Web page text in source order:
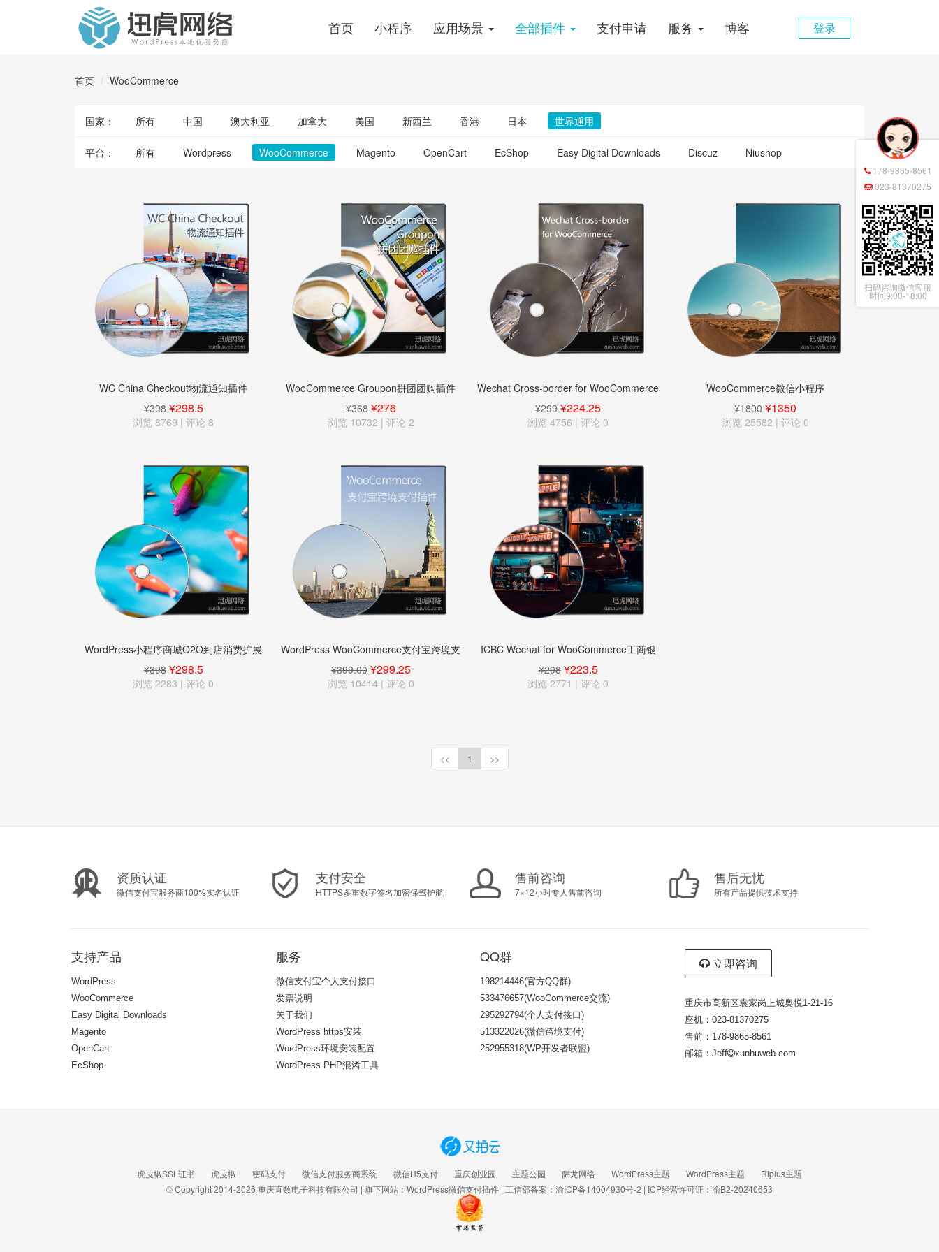
登录
首页 小程序 应用场景 全部插件 支付申请 服务 博客
首页 WooCommerce
国家： 所有 中国 澳大利亚 加拿大 美国 新西兰 香港 日本 世界通用
平台： 所有 Wordpress WooCommerce Magento OpenCart EcShop Easy Digital Downloads Discuz Niushop
WC China Checkout物流通知插件
¥398 ¥298.5
浏览 8769 | 评论8
WooCommerce Groupon拼团团购插件
¥368 ¥276
浏览 10732 | 评论 2
Wechat Cross-border for WooCommerce
微信官方直连插件
¥299 ¥224.25
浏览 4756 | 评论0
WooCommerce微信小程序
¥1800 ¥1350
浏览 25582 | 评论 0
WordPress小程序商城O2O到店消费扩展
¥398 ¥298.5
浏览 2283 | 评论0
WordPress WooCommerce支付宝跨境支
付插件
¥399.00 ¥299.25
浏览 10414 | 评论 0
ICBC Wechat for WooCommerce工商银
行支付插件
¥298 ¥223.5
浏览 2771 | 评论0
<< 1 >>
资质认证
微信支付宝服务商100%实名认证
支付安全
HTTPS多重数字签名加密保驾护航
售前咨询
7×12小时专人售前咨询
售后无忧
所有产品提供技术支持
支持产品
WordPress
WooCommerce
Easy Digital Downloads
Magento
OpenCart
EcShop
服务
微信支付宝个人支付接口
发票说明
关于我们
WordPress https安装
WordPress环境安装配置
WordPress PHP混淆工具
QQ群
198214446(官方QQ群)
533476657(WooCommerce交流)
295292794(个人支付接口)
513322026(微信跨境支付)
252955318(WP开发者联盟)
立即咨询
重庆市高新区袁家岗上城奥悦1-21-16
座机：023-81370275
售前：178-9865-8561
邮箱：Jeff
xunhuweb.com
虎皮椒SSL证书 虎皮椒 密码支付 微信支付服务商系统 微信H5支付 重庆创业园 主题公园 萨龙网络 WordPress主题 WordPress主题
Riplus主题
© Copyright 2014-2026 重庆直数电子科技有限公司 | 旗下网站： WordPress微信支付插件 | 工信部备案： 渝ICP备14004930号-2 | ICP经营许可证：渝B2-20240653
178-9865-8561
023-81370275
扫码咨询微信客服
时间9:00-18:00